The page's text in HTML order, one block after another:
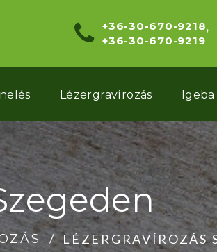
+36-30-670-9218
+36-30-670-9219
Lézergravírozás
LÉZERGRAVÍROZÁS